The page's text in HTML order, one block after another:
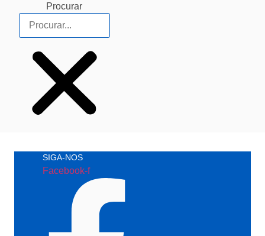
Procurar
SIGA-NOS
Facebook-f